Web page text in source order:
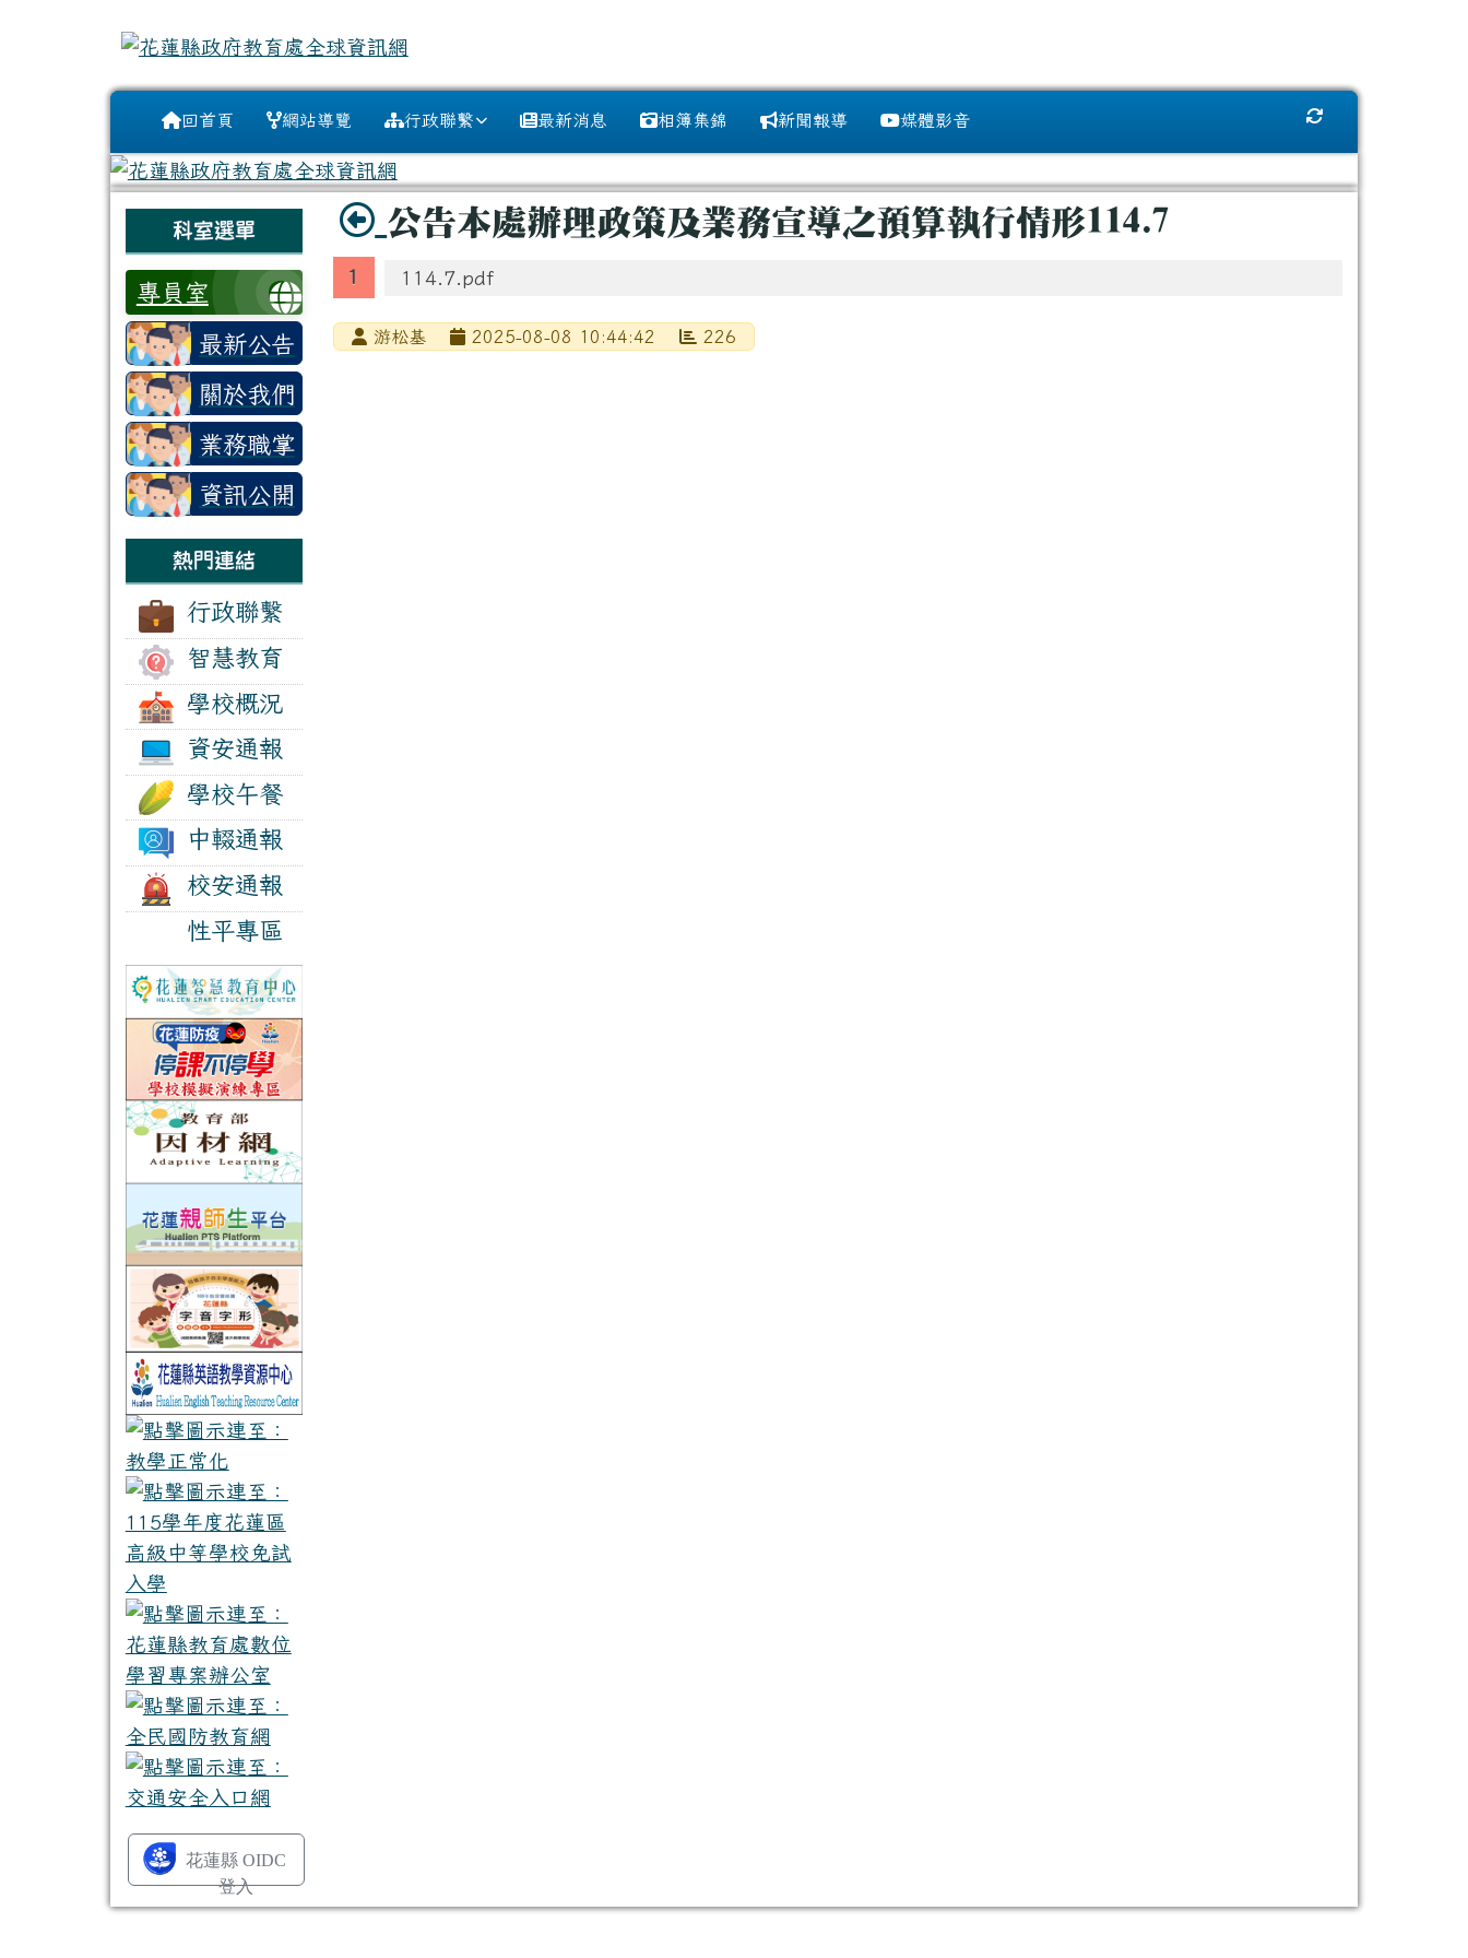
跳至主內容區
花蓮縣政府教育處全球資訊網
回首頁 網站導覽 行政聯繫 最新消息 相簿集錦 新聞報導 媒體影音 重新取得佈景設定
左邊區域內容
科室選單
專員室
最新公告
關於我們
業務職掌
資訊公開
區
熱門連結
行政聯繫
智慧教育
學校概況
資安通報
學校午餐
中輟通報
校安通報
性平專區
花蓮縣 OIDC
登入
主內容區域
標題圖示
公告本處辦理政策及業務宣導之預算執行情形114.7
114.7.pdf
游松基 2025-08-08 10:44:42 226
頁尾區域